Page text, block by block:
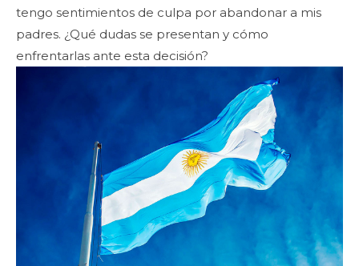
tengo sentimientos de culpa por abandonar a mis
padres. ¿Qué dudas se presentan y cómo
enfrentarlas ante esta decisión?